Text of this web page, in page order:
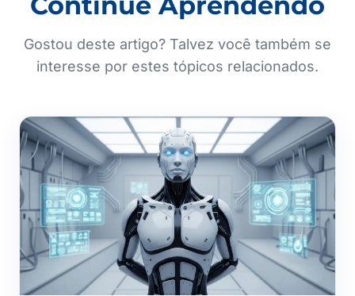
Gostou deste artigo? Talvez você também se
interesse por estes tópicos relacionados.